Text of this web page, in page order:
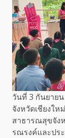
วันที่ 3 กันยาย
จังหวัดเชียงใ
สาธารณสุขจัง
รณรงค์และปร